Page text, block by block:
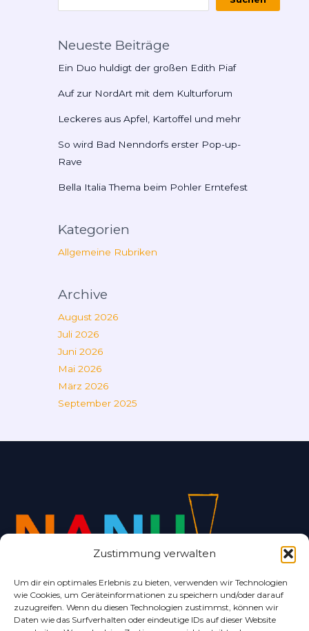
Zustimmung verwalten
Um dir ein optimales Erlebnis zu bieten, verwenden wir Technologien
wie Cookies, um Geräteinformationen zu speichern und/oder darauf
zuzugreifen. Wenn du diesen Technologien zustimmst, können wir
Daten wie das Surfverhalten oder eindeutige IDs auf dieser Website
Neueste Beiträge
Ein Duo huldigt der großen Edith Piaf
Auf zur NordArt mit dem Kulturforum
Leckeres aus Apfel, Kartoffel und mehr
So wird Bad Nenndorfs erster Pop-up-
Rave
Bella Italia Thema beim Pohler Erntefest
Kategorien
Allgemeine Rubriken
Archive
August 2026
Juli 2026
Juni 2026
Mai 2026
März 2026
September 2025
Alles rund um Bad Nenndorf und Umgebung.